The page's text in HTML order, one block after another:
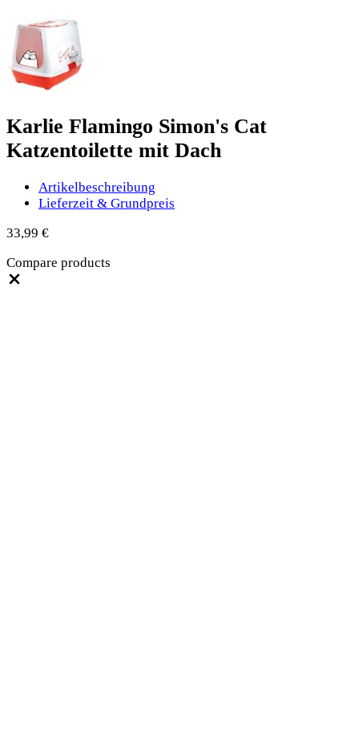
Karlie Flamingo Simon's Cat
Katzentoilette mit Dach
Artikelbeschreibung
Lieferzeit & Grundpreis
33,99 €
Compare products